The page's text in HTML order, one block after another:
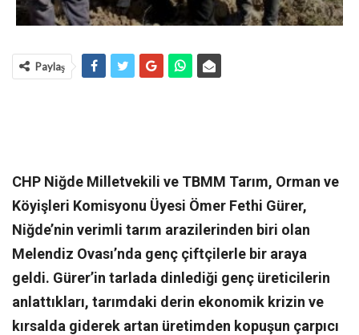
Paylaş
CHP Niğde Milletvekili ve TBMM Tarım, Orman ve
Köyişleri Komisyonu Üyesi Ömer Fethi Gürer,
Niğde’nin verimli tarım arazilerinden biri olan
Melendiz Ovası’nda genç çiftçilerle bir araya
geldi. Gürer’in tarlada dinlediği genç üreticilerin
anlattıkları, tarımdaki derin ekonomik krizin ve
kırsalda giderek artan üretimden kopuşun çarpıcı